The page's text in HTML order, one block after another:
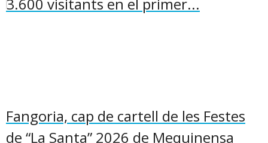
Fangoria, cap de cartell de les Festes
de “La Santa” 2026 de Mequinensa